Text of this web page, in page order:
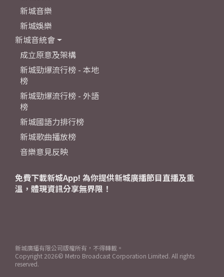
新城音樂
新城娛樂
新城音統會
成立原意及架構
新城勁爆流行榜 - 本地
榜
新城勁爆流行榜 - 外語
榜
新城國語力排行榜
新城歌曲播放榜
音樂意見反映
免費下載新城App! 為你提供新城廣播節目直播及重
溫，體現資訊分享無界限！
新城廣播有限公司版權所有，不得轉載。
Copyright 2026© Metro Broadcast Corporation Limited. All rights
reserved.